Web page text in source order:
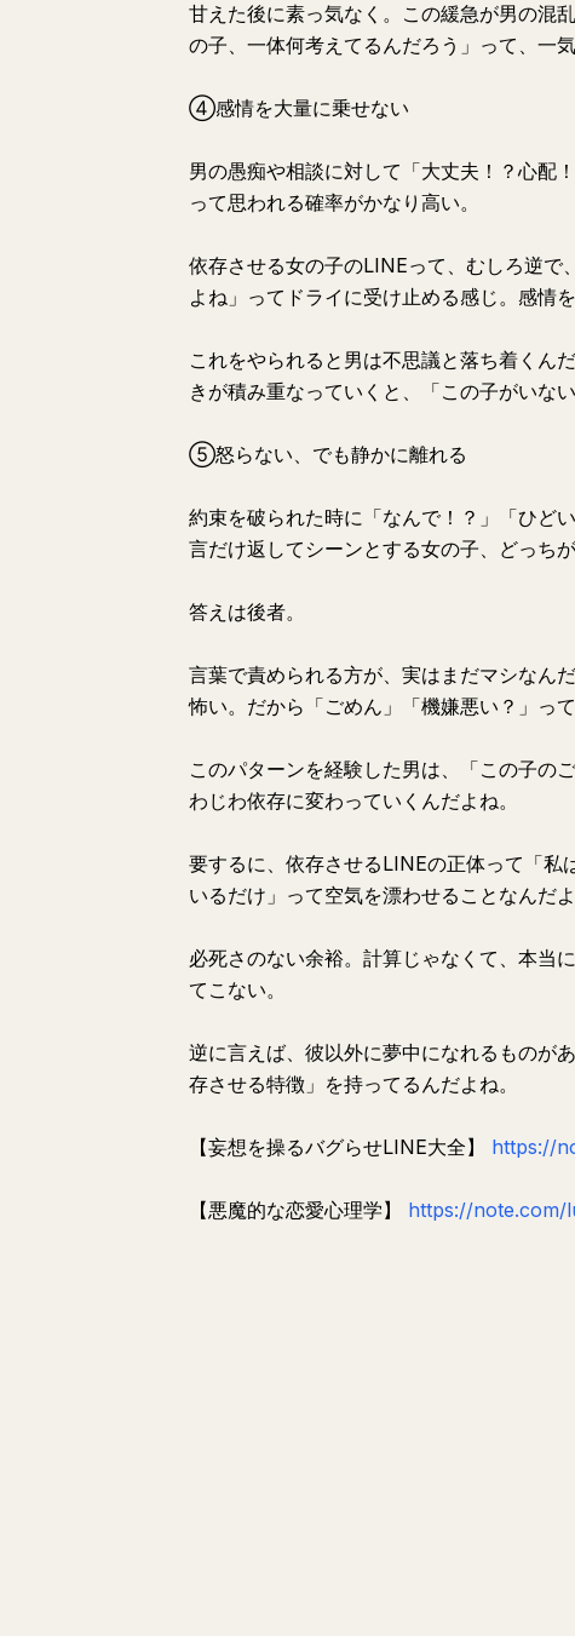
甘えた後に素っ気なく。この緩急が男の混
の子、一体何考えてるんだろう」って、一
④感情を大量に乗せない
男の愚痴や相談に対して「大丈夫！？心配
って思われる確率がかなり高い。
依存させる女の子のLINEって、むしろ逆で
よね」ってドライに受け止める感じ。感情を
これをやられると男は不思議と落ち着くん
きが積み重なっていくと、「この子がいな
⑤怒らない、でも静かに離れる
約束を破られた時に「なんで！？」「ひど
言だけ返してシーンとする女の子、どっちが
答えは後者。
言葉で責められる方が、実はまだマシなん
怖い。だから「ごめん」「機嫌悪い？」っ
このパターンを経験した男は、「この子の
わじわ依存に変わっていくんだよね。
要するに、依存させるLINEの正体って「私
いるだけ」って空気を漂わせることなんだよ
必死さのない余裕。計算じゃなくて、本当
てこない。
逆に言えば、彼以外に夢中になれるものが
存させる特徴」を持ってるんだよね。
【妄想を操るバグらせLINE大全】 https://
【悪魔的な恋愛心理学】 https://